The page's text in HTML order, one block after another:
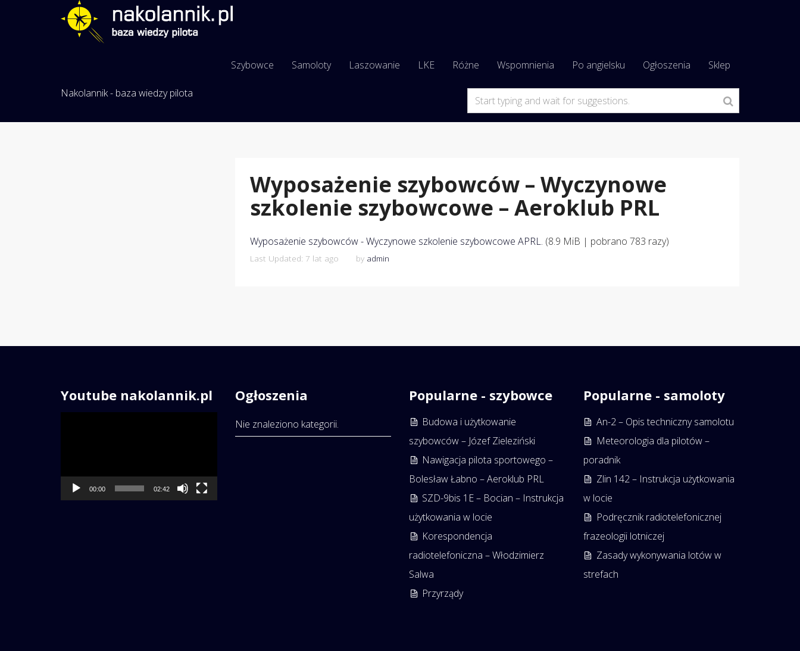
Szybowce Samoloty Laszowanie LKE Różne Wspomnienia Po angielsku Ogłoszenia Sklep
Nakolannik - baza wiedzy pilota
Wyposażenie szybowców – Wyczynowe
szkolenie szybowcowe – Aeroklub PRL
Wyposażenie szybowców - Wyczynowe szkolenie szybowcowe APRL. (8.9 MiB | pobrano 783 razy)
Last Updated: 7 lat ago by admin
Youtube nakolannik.pl
00:00 02:42
Ogłoszenia
Nie znaleziono kategorii.
Popularne - szybowce
Budowa i użytkowanie
szybowców – Józef Zieleziński
Nawigacja pilota sportowego –
Bolesław Łabno – Aeroklub PRL
SZD-9bis 1E – Bocian – Instrukcja
użytkowania w locie
Korespondencja
radiotelefoniczna – Włodzimierz
Salwa
Przyrządy
Popularne - samoloty
An-2 – Opis techniczny samolotu
Meteorologia dla pilotów –
poradnik
Zlin 142 – Instrukcja użytkowania
w locie
Podręcznik radiotelefonicznej
frazeologii lotniczej
Zasady wykonywania lotów w
strefach